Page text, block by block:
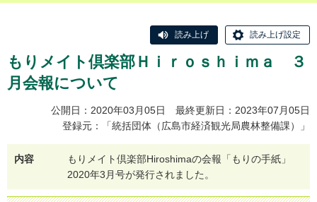
読み上げ 読み上げ設定
もりメイト倶楽部Ｈｉｒｏｓｈｉｍａ ３
月会報について
公開日：2020年03月05日 最終更新日：2023年07月05日
登録元：「統括団体（広島市経済観光局農林整備課）」
内容 も り メイ ト倶楽部Hiroshimaの会報 「 も りの手紙 」
2020年3 月号が発行されま した 。